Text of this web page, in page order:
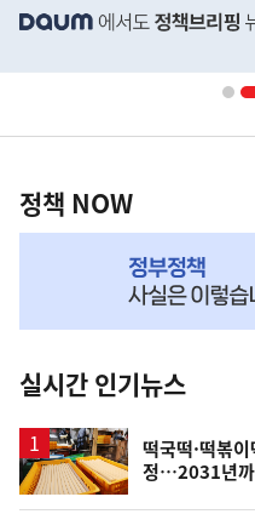
단
영
책
NOW,
뉴
스
정책 NOW
실시간 인기뉴스
떡국떡·떡볶
정…2031년까